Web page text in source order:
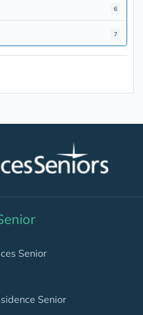
6
7
Senior
Senior